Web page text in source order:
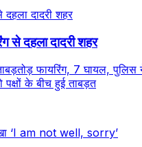
से दहला दादरी शहर
फायरिंग, 7 घायल,
के बीच हुई ताबड़त